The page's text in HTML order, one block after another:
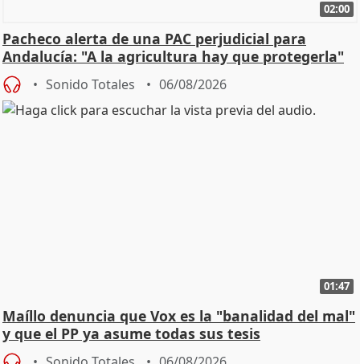
02:00
Pacheco alerta de una PAC perjudicial para
Andalucía: "A la agricultura hay que protegerla"
Sonido Totales 06/08/2026
01:47
Maíllo denuncia que Vox es la "banalidad del mal"
y que el PP ya asume todas sus tesis